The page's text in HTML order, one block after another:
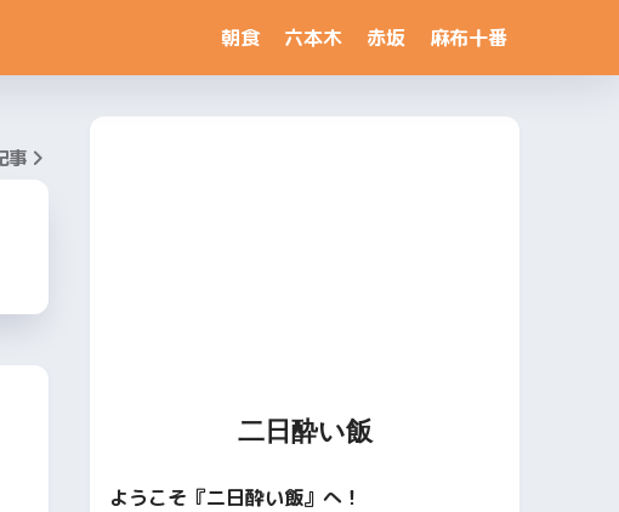
朝食 六本木 赤坂 麻布十番
事
二日酔い飯
ようこそ『二日酔い飯』へ！